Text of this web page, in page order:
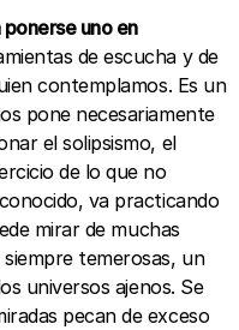
uno en
de escucha y de
contemplamos. Es un
pone necesariamente
el solipsismo, el
de lo que no
va practicando
mirar de muchas
temerosas, un
universos ajenos. Se
pecan de exceso